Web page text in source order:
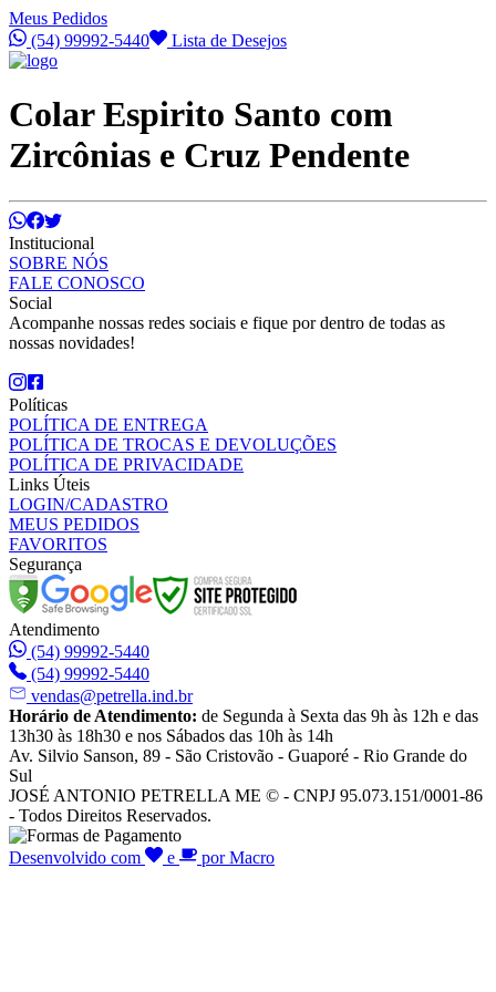
Meus Pedidos
(54) 99992-5440
Lista de Desejos
Colar Espirito Santo com
Zircônias e Cruz Pendente
Institucional
SOBRE NÓS
FALE CONOSCO
Social
Acompanhe nossas redes sociais e fique por dentro de todas as
nossas novidades!
Políticas
POLÍTICA DE ENTREGA
POLÍTICA DE TROCAS E DEVOLUÇÕES
POLÍTICA DE PRIVACIDADE
Links Úteis
LOGIN/CADASTRO
MEUS PEDIDOS
FAVORITOS
Segurança
Atendimento
(54) 99992-5440
(54) 99992-5440
vendas@petrella.ind.br
Horário de Atendimento: de Segunda à Sexta das 9h às 12h e das
13h30 às 18h30 e nos Sábados das 10h às 14h
Av. Silvio Sanson, 89 - São Cristovão - Guaporé - Rio Grande do
Sul
JOSÉ ANTONIO PETRELLA ME © - CNPJ 95.073.151/0001-86
- Todos Direitos Reservados.
Desenvolvido com e por Macro